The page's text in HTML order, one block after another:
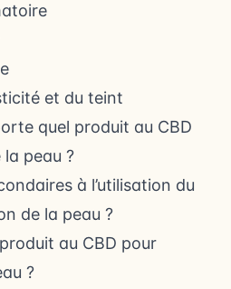
et du teint
quel produit au CBD
peau ?
à l’utilisation du
de la peau ?
au CBD pour
?